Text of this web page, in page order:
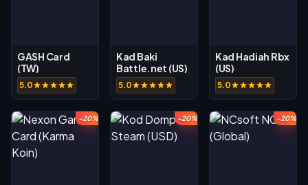
GASH Card
(TW)
5.0
Kad Baki
Battle.net (US)
5.0
Kad Hadiah Rbx
(US)
5.0
-20% -20% -20%